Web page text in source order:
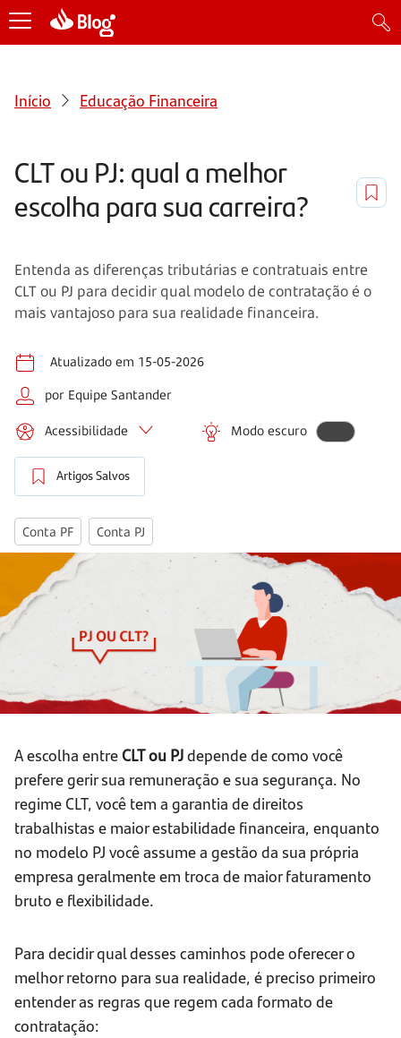
Início Educação Financeira
CLT ou PJ: qual a melhor
escolha para sua carreira?
Entenda as diferenças tributárias e contratuais entre
CLT ou PJ para decidir qual modelo de contratação é o
mais vantajoso para sua realidade financeira.
Atualizado em 15-05-2026
por Equipe Santander
Acessibilidade Modo escuro
Artigos Salvos
Conta PF Conta PJ
A escolha entreCLT ou PJdepende de como você
prefere gerir sua remuneração e sua segurança. No
regime CLT, você tem a garantia de direitos
trabalhistas e maior estabilidade financeira, enquanto
no modelo PJ você assume a gestão da sua própria
empresa geralmente em troca de maior faturamento
bruto e flexibilidade.
Para decidir qual desses caminhos pode oferecer o
melhor retorno para sua realidade, é preciso primeiro
entender as regras que regem cada formato de
contratação: